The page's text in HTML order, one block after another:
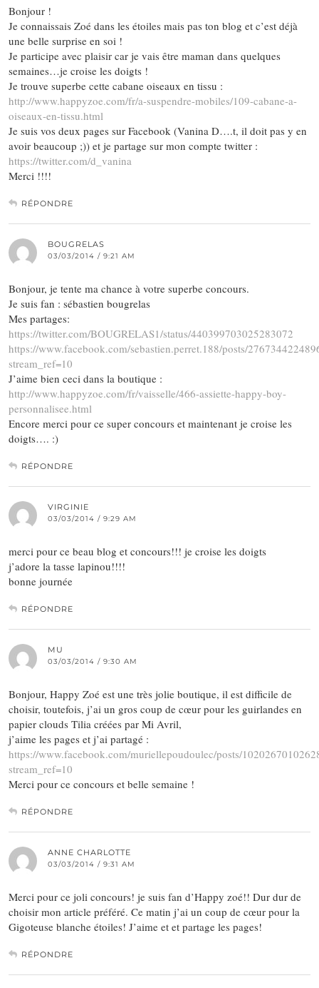
Bonjour !
Je connaissais Zoé dans les étoiles mais pas ton blog et c’est déjà
une belle surprise en soi !
Je participe avec plaisir car je vais être maman dans quelques
semaines…je croise les doigts !
Je trouve superbe cette cabane oiseaux en tissu :
http://www.happyzoe.com/fr/a-suspendre-mobiles/109-cabane-a-
oiseaux-en-tissu.html
Je suis vos deux pages sur Facebook (Vanina D….t, il doit pas y en
avoir beaucoup ;)) et je partage sur mon compte twitter :
https://twitter.com/d_vanina
Merci !!!!
RÉPONDRE
BOUGRELAS
03/03/2014 / 9:21 AM
Bonjour, je tente ma chance à votre superbe concours.
Je suis fan : sébastien bougrelas
Mes partages:
https://twitter.com/BOUGRELAS1/status/440399703025283072
https://www.facebook.com/sebastien.perret.188/posts/
stream_ref=10
J’aime bien ceci dans la boutique :
http://www.happyzoe.com/fr/vaisselle/466-assiette-happy-boy-
personnalisee.html
Encore merci pour ce super concours et maintenant je croise les
doigts…. :)
RÉPONDRE
VIRGINIE
03/03/2014 / 9:29 AM
merci pour ce beau blog et concours!!! je croise les doigts
j’adore la tasse lapinou!!!!
bonne journée
RÉPONDRE
MU
03/03/2014 / 9:30 AM
Bonjour, Happy Zoé est une très jolie boutique, il est difficile de
choisir, toutefois, j’ai un gros coup de cœur pour les guirlandes en
papier clouds Tilia créées par Mi Avril,
j’aime les pages et j’ai partagé :
https://www.facebook.com/muriellepoudoulec/posts/
stream_ref=10
Merci pour ce concours et belle semaine !
RÉPONDRE
ANNE CHARLOTTE
03/03/2014 / 9:31 AM
Merci pour ce joli concours! je suis fan d’Happy zoé!! Dur dur de
choisir mon article préféré. Ce matin j’ai un coup de cœur pour la
Gigoteuse blanche étoiles! J’aime et et partage les pages!
RÉPONDRE